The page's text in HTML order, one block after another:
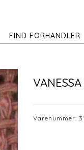
FIND FORHANDLER
Varenummer: